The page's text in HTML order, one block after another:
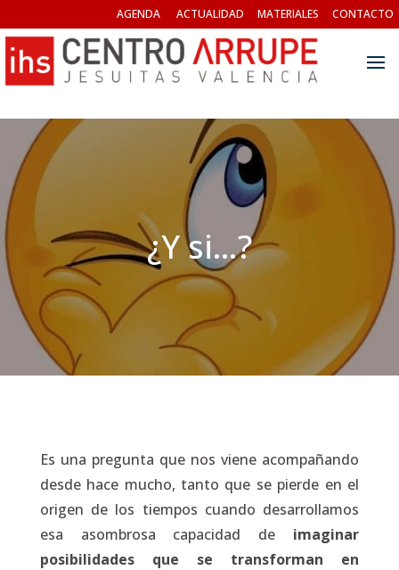
AGENDA ACTUALIDAD MATERIALES CONTACTO
¿Y si…?
Es una pregunta que nos viene acompañando
desde hace mucho, tanto que se pierde en el
origen de los tiempos cuando desarrollamos
esa asombrosa capacidad de imaginar
posibilidades que se transforman en